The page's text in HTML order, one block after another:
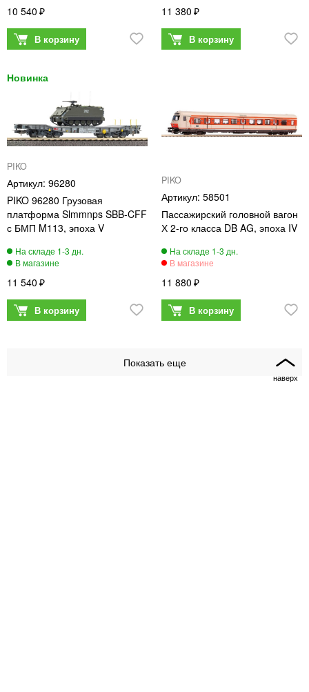
10 540 11 380
PIKO
96280
PIKO 96280 Грузовая
платформа Slmmnps SBB-CFF
с БМП M113, эпоха V
11 540
PIKO
58501
Пассажирский головной вагон
Х 2-го класса DB AG, эпоха IV
11 880